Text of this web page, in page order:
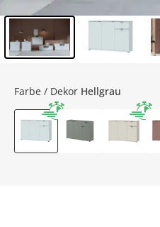
Farbe / Dekor Hellgrau